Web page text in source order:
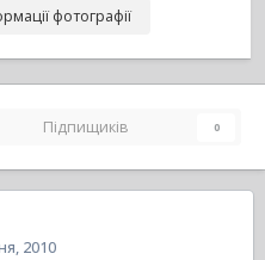
фотографії
Підпищиків 0
2010